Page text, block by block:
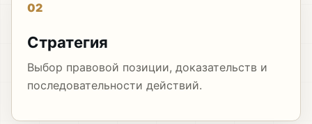
02
Стратегия
Выбор правовой позиции, доказательств и
последовательности действий.